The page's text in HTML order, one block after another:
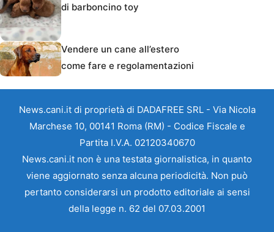
di barboncino toy
Vendere un cane all’estero
come fare e regolamentazioni
News.cani.it di proprietà di DADAFREE SRL - Via Nicola
Marchese 10, 00141 Roma (RM) - Codice Fiscale e
Partita I.V.A. 02120340670
News.cani.it non è una testata giornalistica, in quanto
viene aggiornato senza alcuna periodicità. Non può
pertanto considerarsi un prodotto editoriale ai sensi
della legge n. 62 del 07.03.2001